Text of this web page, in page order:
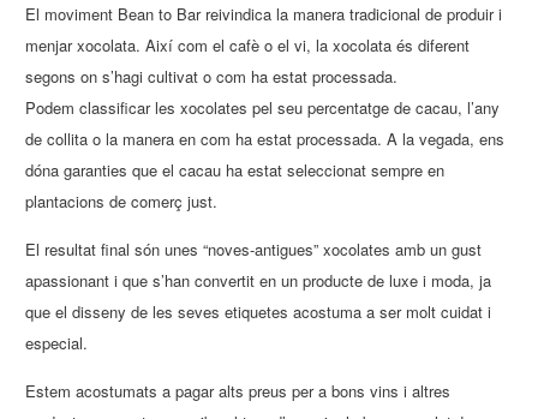
El moviment Bean to Bar reivindica la manera tradicional de produir i
menjar xocolata. Així com el cafè o el vi, la xocolata és diferent
segons on s’hagi cultivat o com ha estat processada.
Podem classificar les xocolates pel seu percentatge de cacau, l’any
de collita o la manera en com ha estat processada. A la vegada, ens
dóna garanties que el cacau ha estat seleccionat sempre en
plantacions de comerç just.
El resultat final són unes “noves-antigues” xocolates amb un gust
apassionant i que s’han convertit en un producte de luxe i moda, ja
que el disseny de les seves etiquetes acostuma a ser molt cuidat i
especial.
Estem acostumats a pagar alts preus per a bons vins i altres